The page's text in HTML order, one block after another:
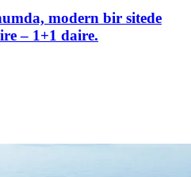
modern bir sitede
– 1+1 daire.